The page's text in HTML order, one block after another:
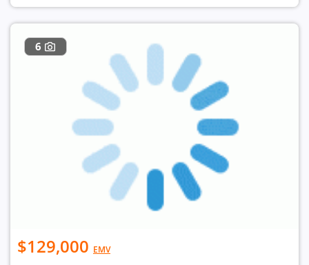
6
$129,000 EMV